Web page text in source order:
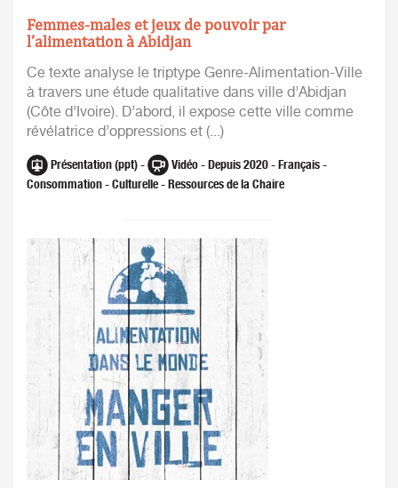
Femmes-males et jeux de pouvoir par
l’alimentation à Abidjan
Ce texte analyse le triptype Genre-Alimentation-Ville
à travers une étude qualitative dans ville d’Abidjan
(Côte d’Ivoire). D’abord, il expose cette ville comme
révélatrice d’oppressions et (...)
Présentation (ppt) -
Vidéo - Depuis 2020 - Français -
Consommation - Culturelle - Ressources de la Chaire